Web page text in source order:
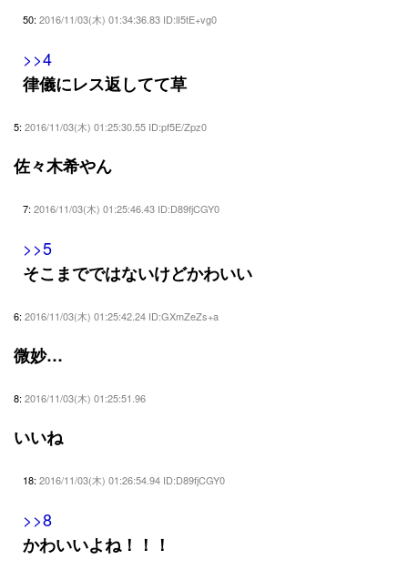
50: 2016/11/03(木) 01:34:36.83 ID:lI5tE+vg0
>>4
律儀にレス返してて草
5: 2016/11/03(木) 01:25:30.55 ID:pf5E/Zpz0
佐々木希やん
7: 2016/11/03(木) 01:25:46.43 ID:D89fjCGY0
>>5
そこまでではないけどかわいい
6: 2016/11/03(木) 01:25:42.24 ID:GXmZeZs+a
微妙…
8: 2016/11/03(木) 01:25:51.96
いいね
18: 2016/11/03(木) 01:26:54.94 ID:D89fjCGY0
>>8
かわいいよね！！！